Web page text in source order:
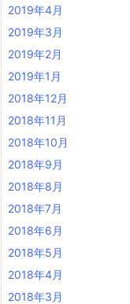
2019年4月
2019年3月
2019年2月
2019年1月
2018年12月
2018年11月
2018年10月
2018年9月
2018年8月
2018年7月
2018年6月
2018年5月
2018年4月
2018年3月